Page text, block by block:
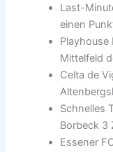
Last-
einen
Playhouse
Mittelfeld
Celta de
Schnelles
Borbeck 3
Essener